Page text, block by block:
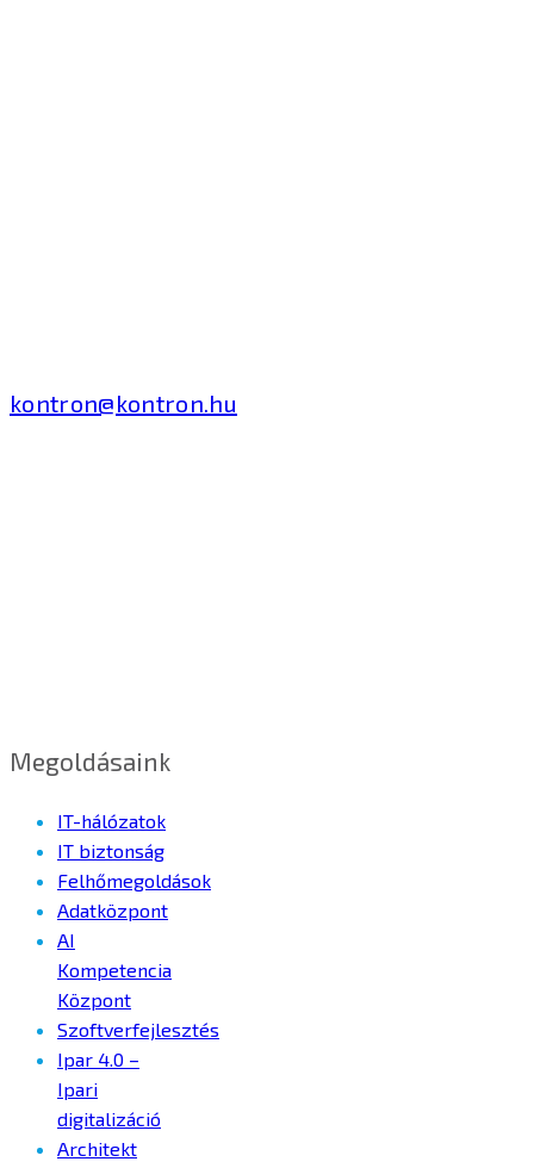
kontron@kontron.hu
Megoldásaink
IT-hálózatok
IT biztonság
Felhőmegoldások
Adatközpont
AI
Kompetencia
Központ
Szoftverfejlesztés
Ipar 4.0 –
Ipari
digitalizáció
Architekt